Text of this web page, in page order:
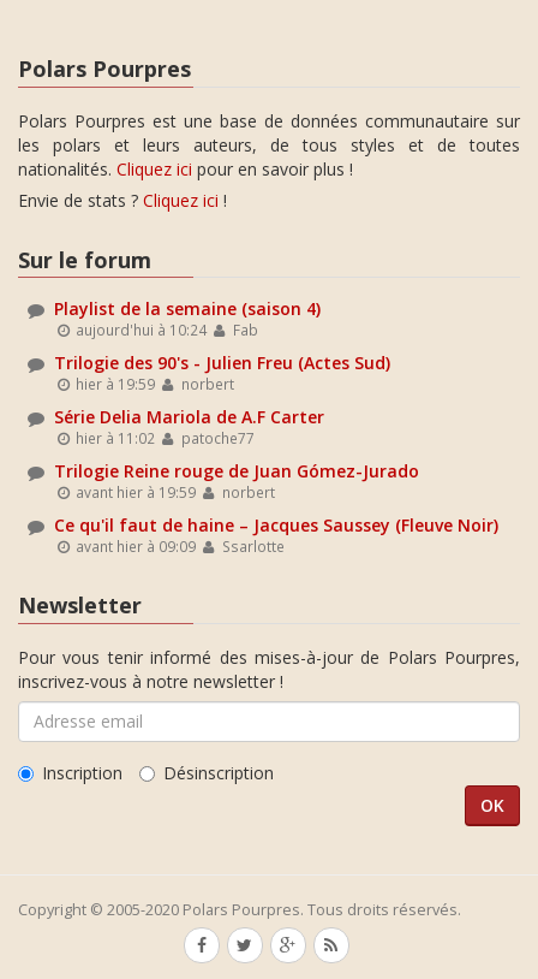
Polars Pourpres
Polars Pourpres est une base de données communautaire sur
les polars et leurs auteurs, de tous styles et de toutes
nationalités. Cliquez ici pour en savoir plus !
Envie de stats ? Cliquez ici !
Sur le forum
Playlist de la semaine (saison 4)
aujourd'hui à 10:24 Fab
Trilogie des 90's - Julien Freu (Actes Sud)
hier à 19:59 norbert
Série Delia Mariola de A.F Carter
hier à 11:02 patoche77
Trilogie Reine rouge de Juan Gómez-Jurado
avant hier à 19:59 norbert
Ce qu'il faut de haine – Jacques Saussey (Fleuve Noir)
avant hier à 09:09 Ssarlotte
Newsletter
Pour vous tenir informé des mises-à-jour de Polars Pourpres,
inscrivez-vous à notre newsletter !
Inscription Désinscription
Copyright © 2005-2020 Polars Pourpres. Tous droits réservés.